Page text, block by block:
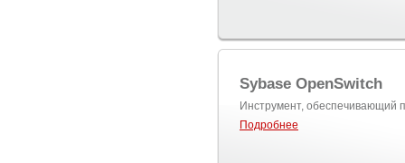
Sybase OpenSwitch
Инструмент, обеспечивающий
Подробнее